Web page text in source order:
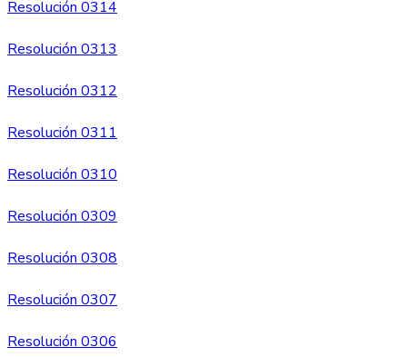
Resolución 0314
Resolución 0313
Resolución 0312
Resolución 0311
Resolución 0310
Resolución 0309
Resolución 0308
Resolución 0307
Resolución 0306